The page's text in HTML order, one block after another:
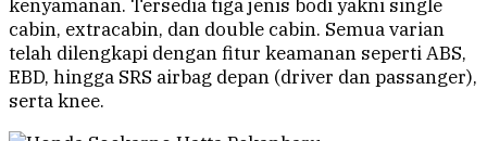
kenyamanan. Tersedia tiga jenis bodi yakni single
cabin, extracabin, dan double cabin. Semua varian
telah dilengkapi dengan fitur keamanan seperti ABS,
EBD, hingga SRS airbag depan (driver dan passanger),
serta knee.